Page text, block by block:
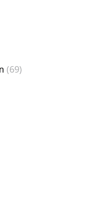
(69)